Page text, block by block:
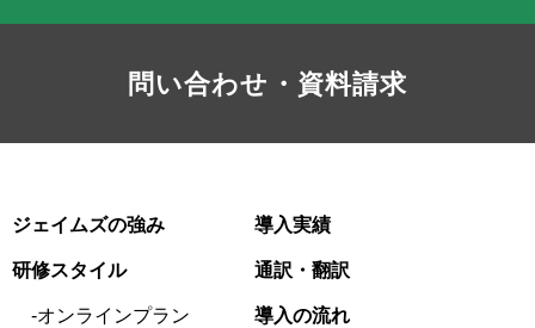
問い合わせ・資料請求
ジェイムズの強み
研修スタイル
オンラインプラン
導入実績
通訳・翻訳
導入の流れ